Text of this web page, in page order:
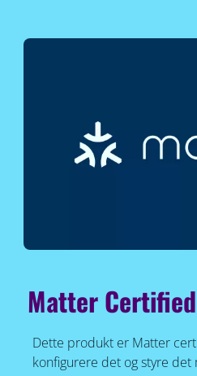
Matter Certified
Dette produkt er Matter
konfigurere det og styre